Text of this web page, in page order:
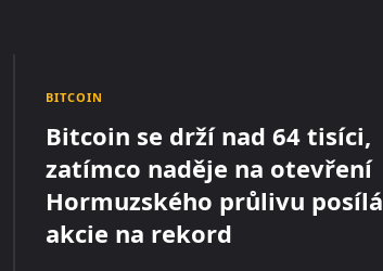
BITCOIN
Bitcoin se drží nad 64 tisíci,
zatímco naděje na otevření
Hormuzského průlivu posílá
akcie na rekord